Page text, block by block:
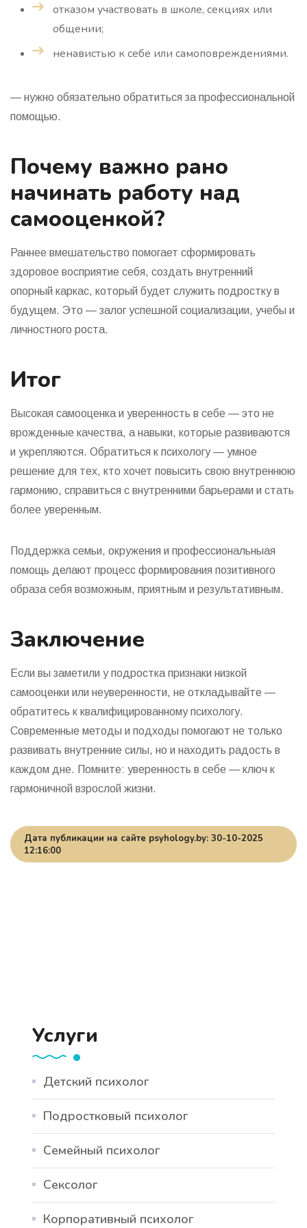
отказом участвовать в школе, секциях или
общении;
ненавистью к себе или самоповреждениями.
— нужно обязательно обратиться за профессиональной
помощью.
Почему важно рано
начинать работу над
самооценкой?
Раннее вмешательство помогает сформировать
здоровое восприятие себя, создать внутренний
опорный каркас, который будет служить подростку в
будущем. Это — залог успешной социализации, учебы и
личностного роста.
Итог
Высокая самооценка и уверенность в себе — это не
врожденные качества, а навыки, которые развиваются
и укрепляются. Обратиться к психологу — умное
решение для тех, кто хочет повысить свою внутреннюю
гармонию, справиться с внутренними барьерами и стать
более уверенным.
Поддержка семьи, окружения и профессиональныая
помощь делают процесс формирования позитивного
образа себя возможным, приятным и результативным.
Заключение
Если вы заметили у подростка признаки низкой
самооценки или неуверенности, не откладывайте —
обратитесь к квалифицированному психологу.
Современные методы и подходы помогают не только
развивать внутренние силы, но и находить радость в
каждом дне. Помните: уверенность в себе — ключ к
гармоничной взрослой жизни.
Дата публикации на сайте psyhology.by: 30-10-2025
12:16:00
Услуги
Детский психолог
Подростковый психолог
Семейный психолог
Сексолог
Корпоративный психолог